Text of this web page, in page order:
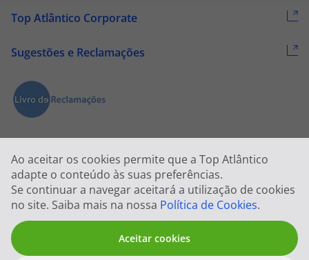
Ao aceitar os cookies permite que a Top Atlântico
adapte o conteúdo às suas preferências.
Se continuar a navegar aceitará a utilização de cookies
no site. Saiba mais na nossa Política de Cookies.
Aceitar cookies
Top Atlântico Corporate
Sugestões e Reclamações
2026 © Todos os direitos reservados:Top Atlântico, Viagens e Turismo